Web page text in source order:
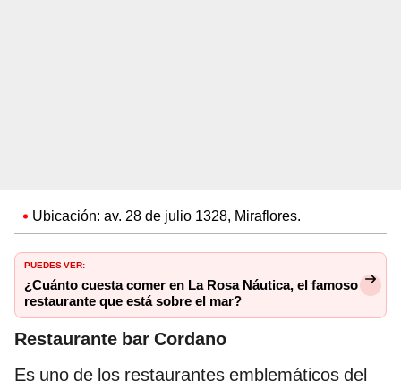
Ubicación: av. 28 de julio 1328, Miraflores.
PUEDES VER:
¿Cuánto cuesta comer en La Rosa Náutica, el famoso
restaurante que está sobre el mar?
Restaurante bar Cordano
Es uno de los restaurantes emblemáticos del